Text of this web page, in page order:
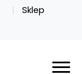
Sklep